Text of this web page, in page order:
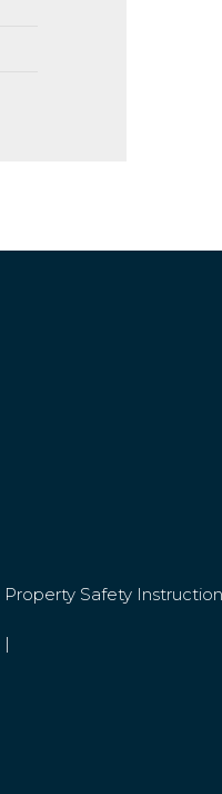
Property Safety
|